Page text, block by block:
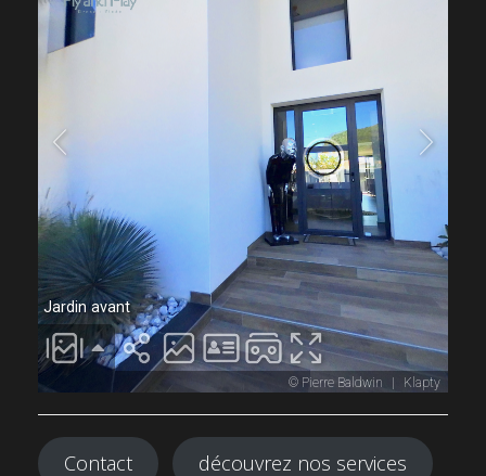
Contact découvrez nos services